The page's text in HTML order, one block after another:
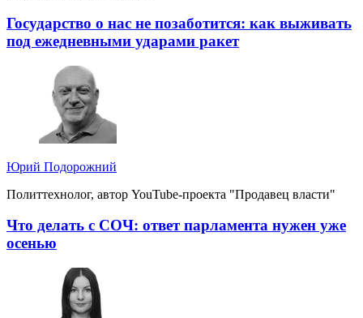
Государство о нас не позаботится: как выживать
под ежедневными ударами ракет
Юрий Подорожний
Политтехнолог, автор YouTube-проекта "Продавец власти"
Что делать с СОЧ: ответ парламента нужен уже
осенью